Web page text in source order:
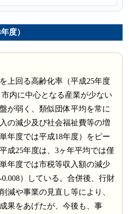
度）
上回る高齢化率（平成25年度
内に中心となる産業が少ない
が弱く、類似団体平均を常に
の減少及び社会福祉費等の増
年度では平成18年度）をピー
成25年度は、3ヶ年平均では僅
年度では市税等収入額の減少
）している。合併後、行財
減や事業の見直し等により、
果をあげたが、今後も、事